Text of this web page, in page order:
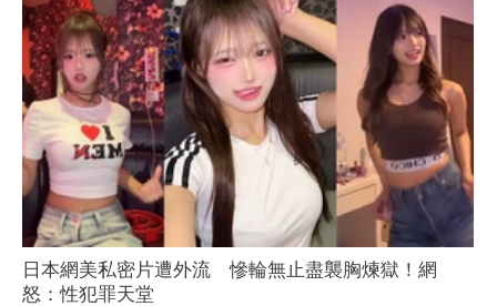
日本網美私密片遭外流 慘輪無止盡襲胸煉獄！網
怒：性犯罪天堂